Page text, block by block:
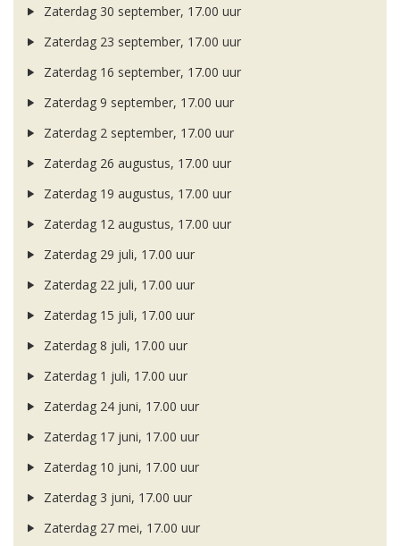
Zaterdag 30 september, 17.00 uur
Zaterdag 23 september, 17.00 uur
Zaterdag 16 september, 17.00 uur
Zaterdag 9 september, 17.00 uur
Zaterdag 2 september, 17.00 uur
Zaterdag 26 augustus, 17.00 uur
Zaterdag 19 augustus, 17.00 uur
Zaterdag 12 augustus, 17.00 uur
Zaterdag 29 juli, 17.00 uur
Zaterdag 22 juli, 17.00 uur
Zaterdag 15 juli, 17.00 uur
Zaterdag 8 juli, 17.00 uur
Zaterdag 1 juli, 17.00 uur
Zaterdag 24 juni, 17.00 uur
Zaterdag 17 juni, 17.00 uur
Zaterdag 10 juni, 17.00 uur
Zaterdag 3 juni, 17.00 uur
Zaterdag 27 mei, 17.00 uur